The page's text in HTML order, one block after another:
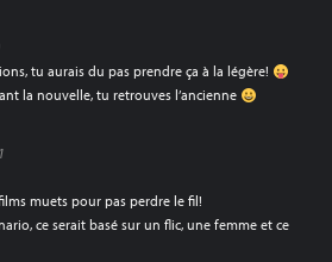
tu aurais du pas prendre ça à la légère!
la nouvelle, tu retrouves l’ancienne
muets pour pas perdre le fil!
ce serait basé sur un flic, une femme et ce